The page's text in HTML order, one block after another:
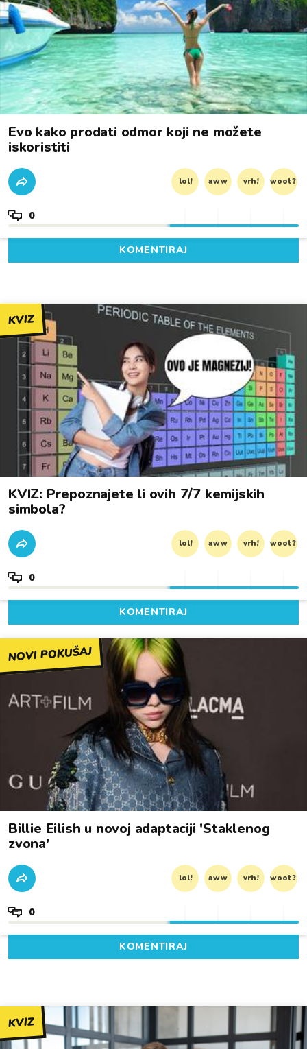
Evo kako prodati odmor koji ne možete
iskoristiti
lol! aww vrh! woot?!
0
KOMENTIRAJ
KVIZ
KVIZ: Prepoznajete li ovih 7/7 kemijskih
simbola?
lol! aww vrh! woot?!
0
KOMENTIRAJ
NOVI POKUŠAJ
Billie Eilish u novoj adaptaciji 'Staklenog
zvona'
lol! aww vrh! woot?!
0
KOMENTIRAJ
KVIZ